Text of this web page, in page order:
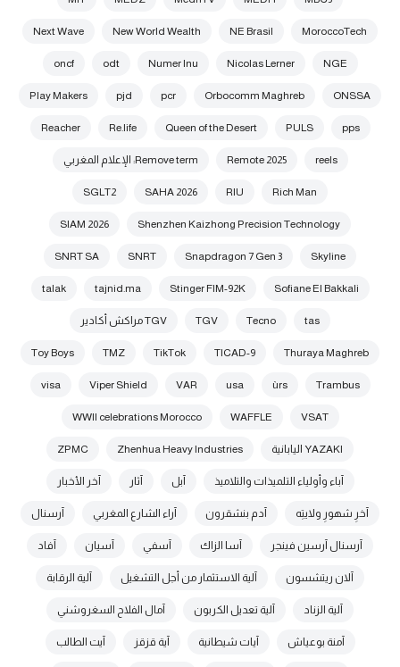
MoroccoTech
NE Brasil
New World Wealth
Next Wave
NGE
Nicolas Lerner
Numer Inu
odt
oncf
ONSSA
Orbocomm Maghreb
pcr
pjd
Play Makers
pps
PULS
Queen of the Desert
Re.life
Reacher
reels
Remote 2025 Remove term: الإعلام المغربي
Rich Man
RIU
SAHA 2026
SGLT2
Shenzhen Kaizhong Precision Technology
SIAM 2026
Skyline
Snapdragon 7 Gen 3
SNRT
SNRT SA
Sofiane El Bakkali
Stinger FIM-92K
tajnid.ma
talak
tas
Tecno
TGV TGV مراكش أكادير
Thuraya Maghreb
TICAD-9
TikTok
TMZ
Toy Boys
Trambus
ùrs
usa
VAR
Viper Shield
visa
VSAT
WAFFLE
WWII celebrations Morocco
YAZAKI اليابانية Zhenhua Heavy Industries
ZPMC
آباء وأولياء التلميذات والتلاميذ آبل آثار آخر الأخبار
آخرِ شهورِ ولايتِه آدم بنشقرون آراء الشارع المغربي آرسنال
آرسنال آرسين فينجر آسا الزاك آسفي آسيان آفاد
آلان ريتشسون آلية الاستثمار من أجل التشغيل آلية الرقابة
آلية الزناد آلية تعديل الكربون آمال الفلاح السغروشني
آمنة بوعياش آيات شيطانية آية قزقز آيت الطالب